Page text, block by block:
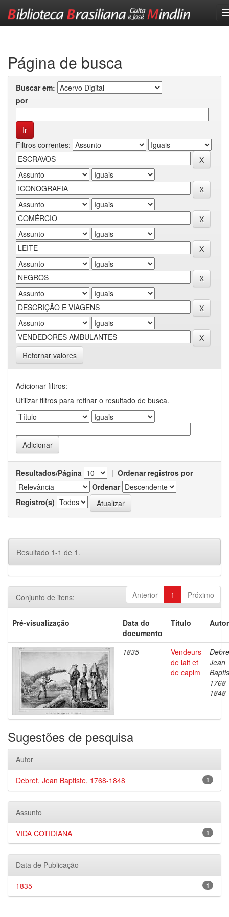
Página de busca
Buscar em:
por
Filtros correntes:
Retornar valores
Adicionar filtros:
Utilizar filtros para refinar o resultado de busca.
Resultados/Página | Ordenar registros por
Ordenar
Registro(s)
Resultado 1-1 de 1.
Anterior 1 Próximo
Conjunto de itens:
Pré-visualização
Data do
documento
Título
1835
Vendeurs
de lait et
de capim
Jean
1768-
1848
Sugestões de pesquisa
Autor
1
Debret, Jean Baptiste, 1768-1848
Assunto
1
VIDA COTIDIANA
Data de Publicação
1
1835